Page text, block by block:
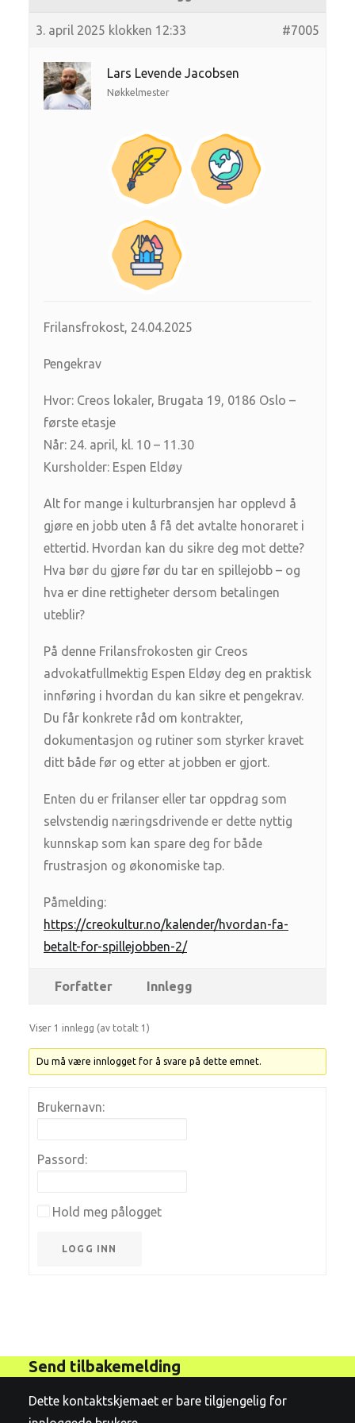
3. april 2025 klokken 12:33 #7005
Lars Levende Jacobsen
Nøkkelmester
Frilansfrokost, 24.04.2025
Pengekrav
Hvor: Creos lokaler, Brugata 19, 0186 Oslo –
første etasje
Når: 24. april, kl. 10 – 11.30
Kursholder: Espen Eldøy
Alt for mange i kulturbransjen har opplevd å
gjøre en jobb uten å få det avtalte honoraret i
ettertid. Hvordan kan du sikre deg mot dette?
Hva bør du gjøre før du tar en spillejobb – og
hva er dine rettigheter dersom betalingen
uteblir?
På denne Frilansfrokosten gir Creos
advokatfullmektig Espen Eldøy deg en praktisk
innføring i hvordan du kan sikre et pengekrav.
Du får konkrete råd om kontrakter,
dokumentasjon og rutiner som styrker kravet
ditt både før og etter at jobben er gjort.
Enten du er frilanser eller tar oppdrag som
selvstendig næringsdrivende er dette nyttig
kunnskap som kan spare deg for både
frustrasjon og økonomiske tap.
Påmelding:
https://creokultur.no/kalender/hvordan-fa-
betalt-for-spillejobben-2/
Forfatter Innlegg
Viser 1 innlegg (av totalt 1)
Du må være innlogget for å svare på dette emnet.
Brukernavn:
Passord:
Hold meg pålogget
LOGG INN
Send tilbakemelding
Dette kontaktskjemaet er bare tilgjengelig for